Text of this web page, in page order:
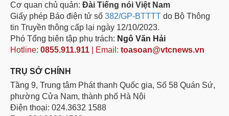
Cơ quan chủ quản: Đài Tiếng nói Việt Nam
Giấy phép Báo điện tử số 382/GP-BTTTT do Bộ Thông
tin Truyền thông cấp lại ngày 12/10/2023.
Phó Tổng biên tập phụ trách: Ngô Văn Hải
Hotline: 0855.911.911 | Email: toasoan@vtcnews.vn
TRỤ SỞ CHÍNH
Tầng 9, Trung tâm Phát thanh Quốc gia, Số 58 Quán Sứ,
phường Cửa Nam, thành phố Hà Nội
Điện thoại: 024.3632 1588